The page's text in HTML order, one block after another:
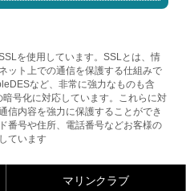
を使用しています。SSLとは、情
ット上での通信を保護する仕組みで
など、非常に強力なものも含
号化に対応しています。これらに対
信内容を強力に保護することができ
番号や住所、電話番号などお客様の
ています
マリンクラブ